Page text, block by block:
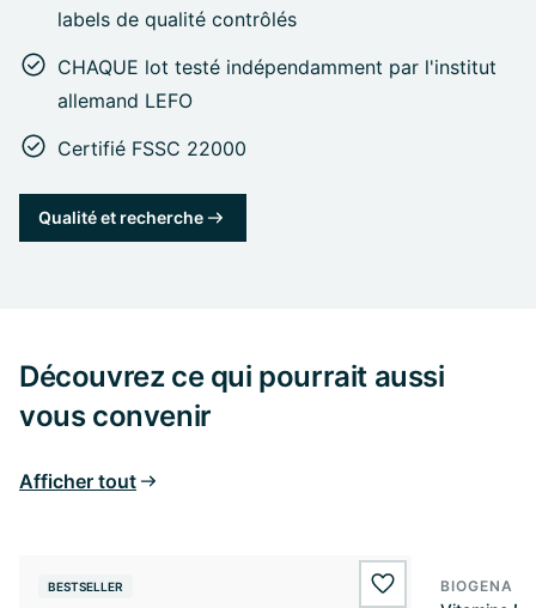
labels de qualité contrôlés
CHAQUE lot testé indépendamment par l'institut
allemand LEFO
Certifié FSSC 22000
Qualité et recherche
Découvrez ce qui pourrait aussi
vous convenir
Afficher tout
BESTSELLER wishlist.add
BIOGENA